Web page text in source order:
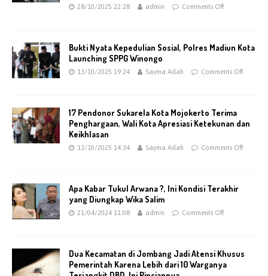
28/10/2025 22:28 admin Comments Off
Bukti Nyata Kepedulian Sosial, Polres Madiun Kota
Launching SPPG Winongo
13/10/2025 19:24 Sayma Aslah Comments Off
17 Pendonor Sukarela Kota Mojokerto Terima
Penghargaan, Wali Kota Apresiasi Ketekunan dan
Keikhlasan
13/10/2025 14:34 Sayma Aslah Comments Off
Apa Kabar Tukul Arwana ?, Ini Kondisi Terakhir
yang Diungkap Wika Salim
21/04/2024 11:08 admin Comments Off
Dua Kecamatan di Jombang Jadi Atensi Khusus
Pemerintah Karena Lebih dari 10 Warganya